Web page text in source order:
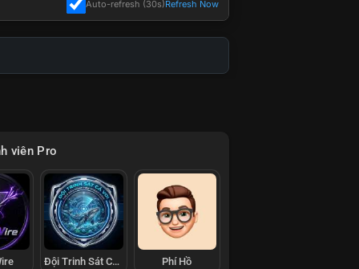
Auto-refresh (30s)Refresh Now
viên Pro
Đội Trinh Sát Cá Voi Phí Hồ